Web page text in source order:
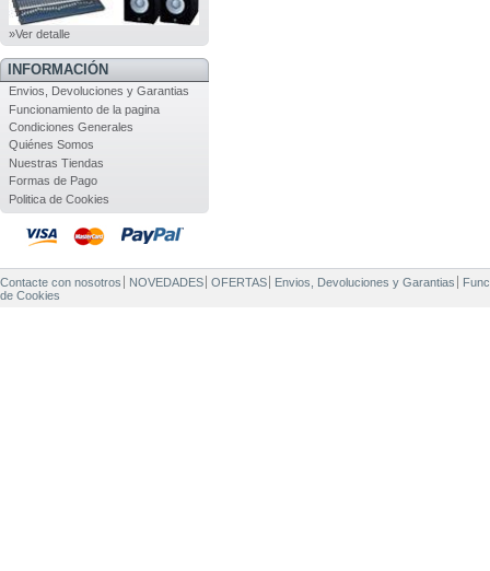
»Ver detalle
INFORMACIÓN
Envios, Devoluciones y Garantias
Funcionamiento de la pagina
Condiciones Generales
Quiénes Somos
Nuestras Tiendas
Formas de Pago
Politica de Cookies
Contacte con nosotros NOVEDADES OFERTAS Envios, Devoluciones y Garantias
de Cookies